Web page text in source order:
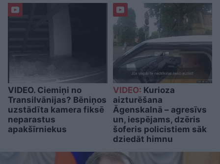
VIDEO. Ciemiņi no
Transilvānijas? Bēniņos
uzstādīta kamera fiksē
neparastus
apakšīrniekus
VIDEO: Kurioza
aizturēšana
Āgenskalnā – agresīvs
un, iespējams, dzēris
šoferis policistiem sāk
dziedāt himnu